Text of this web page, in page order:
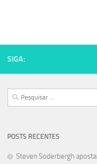
SIGA:
Pesquisar
por:
POSTS RECENTES
Steven Soderbergh